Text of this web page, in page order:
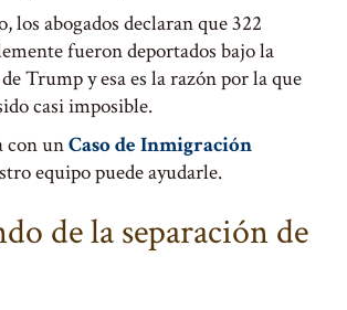
los abogados declaran que 322
fueron deportados bajo la
Trump y esa es la razón por la que
casi imposible.
con unCaso de Inmigración
equipo puede ayudarle.
de la separación de